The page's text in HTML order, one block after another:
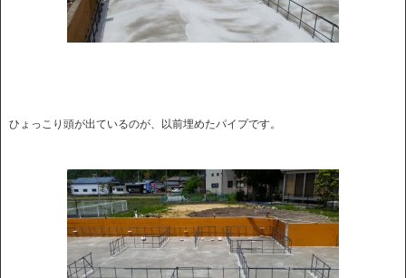
ひょっこり頭が出ているのが、以前埋めたパイプです。